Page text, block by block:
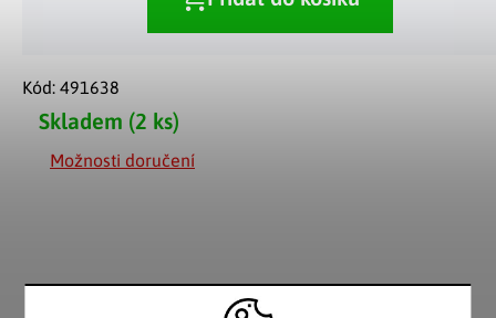
Skladem (2 ks)
Možnosti doručení
Kód: 491638
Záruka spokojenosti